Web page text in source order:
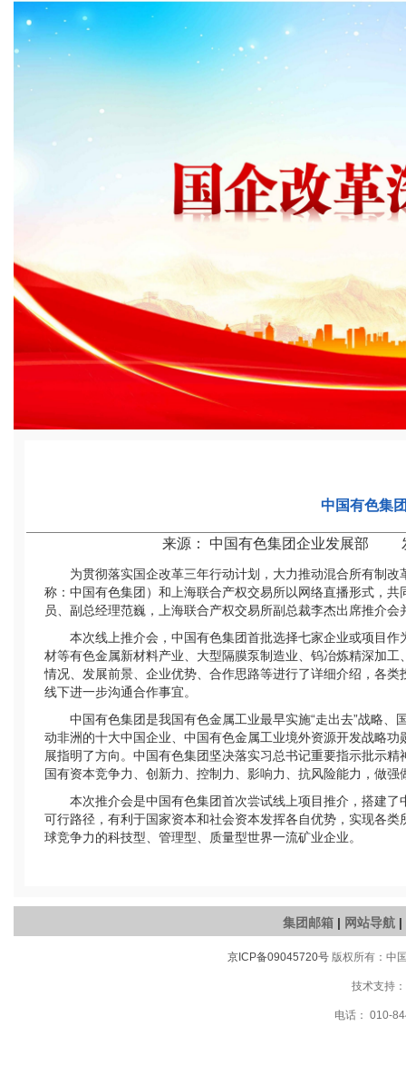
中国有色集
来源： 中国有色集团企业发展部
为贯彻落实国企改革三年行动计划，大力推动混合所有制
称：中国有色集团）和上海联合产权交易所以网络直播形式，
员、副总经理范巍，上海联合产权交易所副总裁李杰出席推介
本次线上推介会，中国有色集团首批选择七家企业或项目
材等有色金属新材料产业、大型隔膜泵制造业、钨冶炼精深加
情况、发展前景、企业优势、合作思路等进行了详细介绍，各
线下进一步沟通合作事宜。
中国有色集团是我国有色金属工业最早实施“走出去”战略
动非洲的十大中国企业、中国有色金属工业境外资源开发战略
展指明了方向。中国有色集团坚决落实习总书记重要指示批示
国有资本竞争力、创新力、控制力、影响力、抗风险能力，做强
本次推介会是中国有色集团首次尝试线上项目推介，搭建
可行路径，有利于国家资本和社会资本发挥各自优势，实现各
球竞争力的科技型、管理型、质量型世界一流矿业企业。
集团邮箱 | 网站导航 |
京ICP备09045720号 版权所有：中
技术支持
电话： 010-